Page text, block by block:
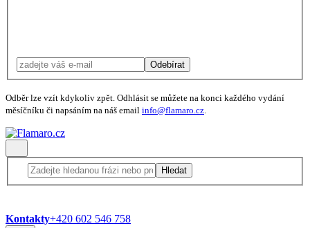
Odebírat
Odběr lze vzít kdykoliv zpět. Odhlásit se můžete na konci každého vydání
měsíčníku či napsáním na náš email info@flamaro.cz.
Hledat
Kontakty+420 602 546 758